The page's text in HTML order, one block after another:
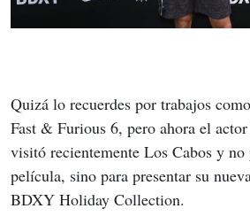
Quizá lo recuerdes por trabajos
Fast & Furious 6, pero ahora el
visitó recientemente Los Cabos y
película, sino para presentar su
BDXY Holiday Collection.